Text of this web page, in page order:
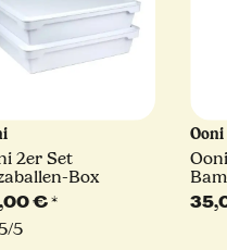
2er Set
Box
€*
5
Ooni
|